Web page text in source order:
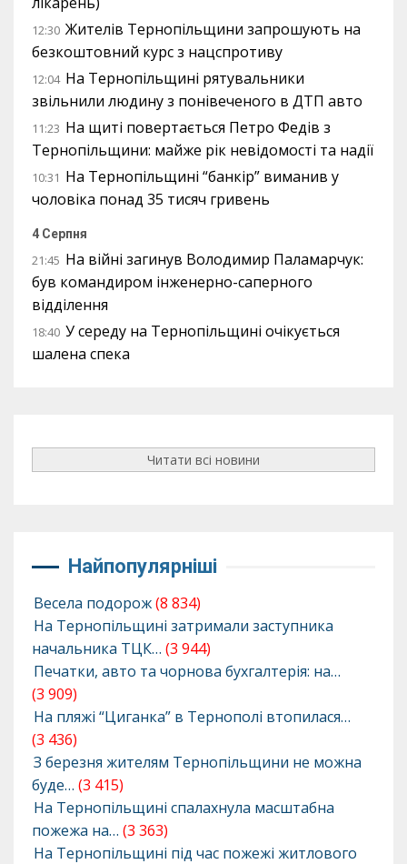
12:30 Жителів Тернопільщини запрошують на
безкоштовний курс з нацспротиву
12:04 На Тернопільщині рятувальники
звільнили людину з понівеченого в ДТП авто
11:23 На щиті повертається Петро Федів з
Тернопільщини: майже рік невідомості та надії
10:31 На Тернопільщині “банкір” виманив у
чоловіка понад 35 тисяч гривень
4 Серпня
21:45 На війні загинув Володимир Паламарчук:
був командиром інженерно-саперного
відділення
18:40 У середу на Тернопільщині очікується
шалена спека
Читати всі новини
Найпопулярніші
Весела подорож(8 834)
На Тернопільщині затримали заступника
начальника ТЦК… (3 944)
Печатки, авто та чорнова бухгалтерія: на…
(3 909)
На пляжі “Циганка” в Тернополі втопилася…
(3 436)
З березня жителям Тернопільщини не можна
буде… (3 415)
На Тернопільщині спалахнула масштабна
пожежа на… (3 363)
На Тернопільщині під час пожежі житлового